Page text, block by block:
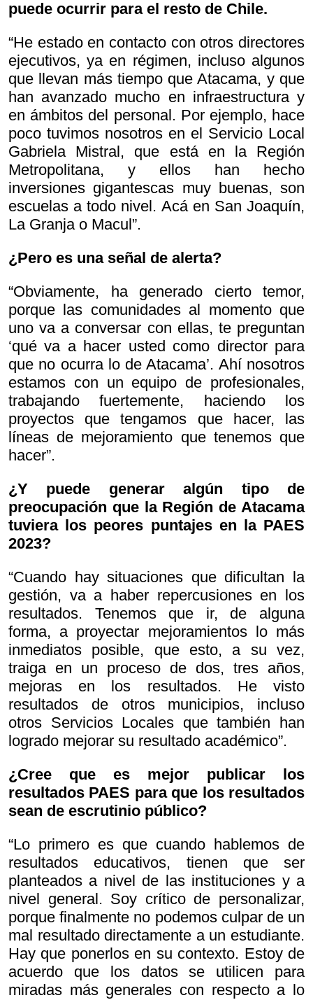
puede ocurrir para el resto de Chile.
“He estado en contacto con otros directores
ejecutivos, ya en régimen, incluso algunos
que llevan más tiempo que Atacama, y que
han avanzado mucho en infraestructura y
en ámbitos del personal. Por ejemplo, hace
poco tuvimos nosotros en el Servicio Local
Gabriela Mistral, que está en la Región
Metropolitana, y ellos han hecho
inversiones gigantescas muy buenas, son
escuelas a todo nivel. Acá en San Joaquín,
La Granja o Macul”.
¿Pero es una señal de alerta?
“Obviamente, ha generado cierto temor,
porque las comunidades al momento que
uno va a conversar con ellas, te preguntan
‘qué va a hacer usted como director para
que no ocurra lo de Atacama’. Ahí nosotros
estamos con un equipo de profesionales,
trabajando fuertemente, haciendo los
proyectos que tengamos que hacer, las
líneas de mejoramiento que tenemos que
hacer”.
¿Y puede generar algún tipo de
preocupación que la Región de Atacama
tuviera los peores puntajes en la PAES
2023?
“Cuando hay situaciones que dificultan la
gestión, va a haber repercusiones en los
resultados. Tenemos que ir, de alguna
forma, a proyectar mejoramientos lo más
inmediatos posible, que esto, a su vez,
traiga en un proceso de dos, tres años,
mejoras en los resultados. He visto
resultados de otros municipios, incluso
otros Servicios Locales que también han
logrado mejorar su resultado académico”.
¿Cree que es mejor publicar los
resultados PAES para que los resultados
sean de escrutinio público?
“Lo primero es que cuando hablemos de
resultados educativos, tienen que ser
planteados a nivel de las instituciones y a
nivel general. Soy crítico de personalizar,
porque finalmente no podemos culpar de un
mal resultado directamente a un estudiante.
Hay que ponerlos en su contexto. Estoy de
acuerdo que los datos se utilicen para
miradas más generales con respecto a lo